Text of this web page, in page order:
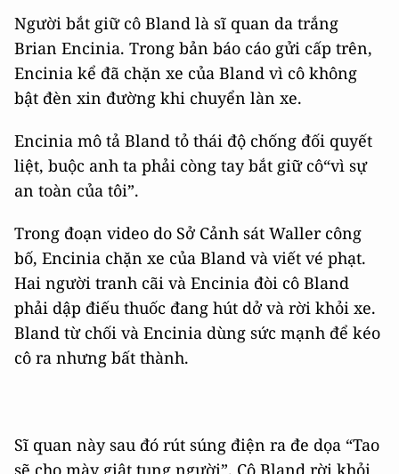
Người bắt giữ cô Bland là sĩ quan da trắng
Brian Encinia. Trong bản báo cáo gửi cấp trên,
Encinia kể đã chặn xe của Bland vì cô không
bật đèn xin đường khi chuyển làn xe.
Encinia mô tả Bland tỏ thái độ chống đối quyết
liệt, buộc anh ta phải còng tay bắt giữ cô“vì sự
an toàn của tôi”.
Trong đoạn video do Sở Cảnh sát Waller công
bố, Encinia chặn xe của Bland và viết vé phạt.
Hai người tranh cãi và Encinia đòi cô Bland
phải dập điếu thuốc đang hút dở và rời khỏi xe.
Bland từ chối và Encinia dùng sức mạnh để kéo
cô ra nhưng bất thành.
Sĩ quan này sau đó rút súng điện ra đe dọa “Tao
sẽ cho mày giật tung người”. Cô Bland rời khỏi